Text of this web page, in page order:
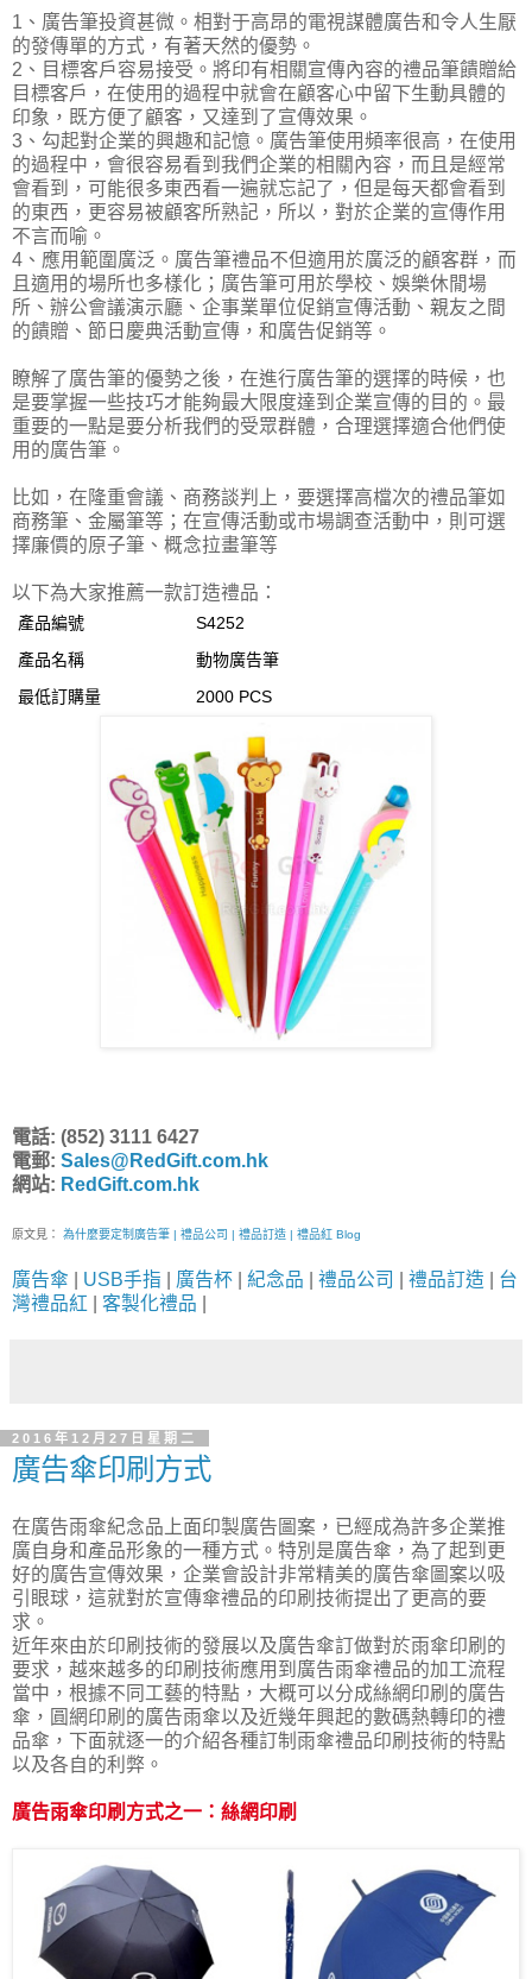
1、廣告筆投資甚微。相對于高昂的電視謀體廣告和令人生厭
的發傳單的方式，有著天然的優勢。
2、目標客戶容易接受。將印有相關宣傳內容的禮品筆饋贈給
目標客戶，在使用的過程中就會在顧客心中留下生動具體的
印象，既方便了顧客，又達到了宣傳效果。
3、勾起對企業的興趣和記憶。廣告筆使用頻率很高，在使用
的過程中，會很容易看到我們企業的相關內容，而且是經常
會看到，可能很多東西看一遍就忘記了，但是每天都會看到
的東西，更容易被顧客所熟記，所以，對於企業的宣傳作用
不言而喻。
4、應用範圍廣泛。廣告筆禮品不但適用於廣泛的顧客群，而
且適用的場所也多樣化；廣告筆可用於學校、娛樂休閒場
所、辦公會議演示廳、企事業單位促銷宣傳活動、親友之間
的饋贈、節日慶典活動宣傳，和廣告促銷等。
瞭解了廣告筆的優勢之後，在進行廣告筆的選擇的時候，也
是要掌握一些技巧才能夠最大限度達到企業宣傳的目的。最
重要的一點是要分析我們的受眾群體，合理選擇適合他們使
用的廣告筆。
比如，在隆重會議、商務談判上，要選擇高檔次的禮品筆如
商務筆、金屬筆等；在宣傳活動或市場調查活動中，則可選
擇廉價的原子筆、概念拉畫筆等
以下為大家推薦一款訂造禮品：
產品編號
S4252
產品名稱
動物廣告筆
最低訂購量
2000 PCS
電話: (852) 3111 6427
電郵: Sales@RedGift.com.hk
網站: RedGift.com.hk
原文見： 為什麼要定制廣告筆 | 禮品公司 | 禮品訂造 | 禮品紅 Blog
廣告傘 USB手指 廣告杯 紀念品 禮品公司 禮品訂造
台
灣禮品紅
客製化禮品
2016年12月27日星期二
廣告傘印刷方式
在廣告雨傘紀念品上面印製廣告圖案，已經成為許多企業推
廣自身和產品形象的一種方式。特別是廣告傘，為了起到更
好的廣告宣傳效果，企業會設計非常精美的廣告傘圖案以吸
引眼球，這就對於宣傳傘禮品的印刷技術提出了更高的要
求。
近年來由於印刷技術的發展以及廣告傘訂做對於雨傘印刷的
要求，越來越多的印刷技術應用到廣告雨傘禮品的加工流程
當中，根據不同工藝的特點，大概可以分成絲網印刷的廣告
傘，圓網印刷的廣告雨傘以及近幾年興起的數碼熱轉印的禮
品傘，下面就逐一的介紹各種訂制雨傘禮品印刷技術的特點
以及各自的利弊。
廣告雨傘印刷方式之一：絲網印刷